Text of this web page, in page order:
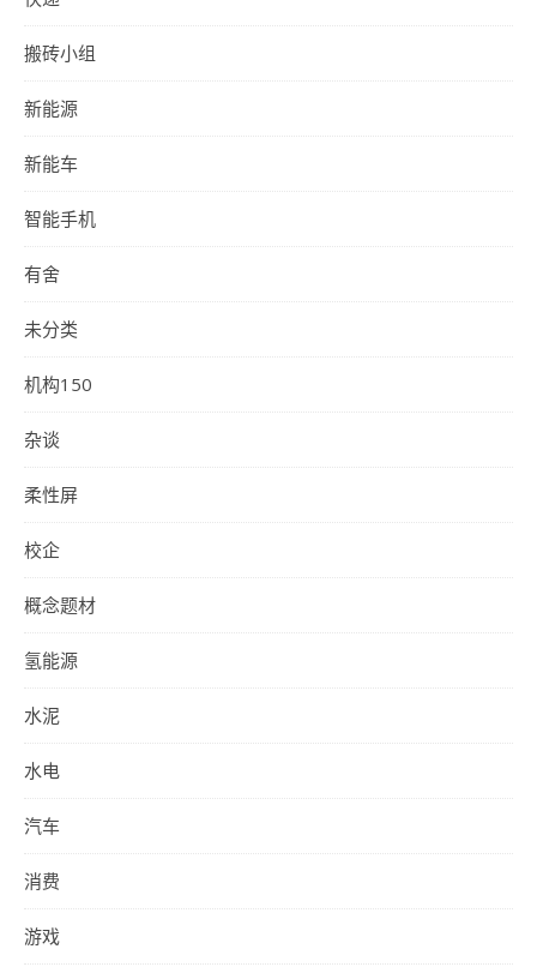
搬砖小组
新能源
新能车
智能手机
有舍
未分类
机构150
杂谈
柔性屏
校企
概念题材
氢能源
水泥
水电
汽车
消费
游戏